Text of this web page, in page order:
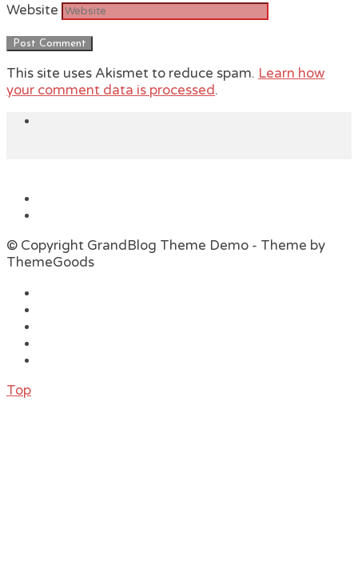
Website
This site uses Akismet to reduce spam. Learn how
your comment data is processed.
© Copyright GrandBlog Theme Demo - Theme by
ThemeGoods
Top